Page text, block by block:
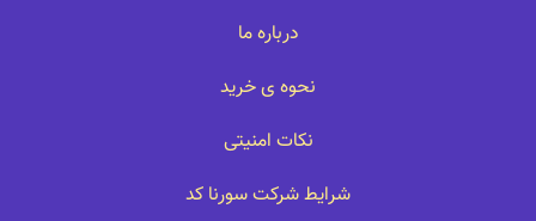
درباره ما
نحوه ی خرید
نکات امنیتی
شرایط شرکت سورنا کد